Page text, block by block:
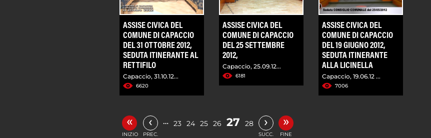
ASSISE CIVICA DEL
COMUNE DI CAPACCIO
DEL 31 OTTOBRE 2012,
SEDUTA ITINERANTE AL
RETTIFILO
Capaccio, 31.10.12...
6620
ASSISE CIVICA DEL
COMUNE DI CAPACCIO
DEL 25 SETTEMBRE
2012,
Capaccio, 25.09.12...
6181
ASSISE CIVICA DEL
COMUNE DI CAPACCIO
DEL 19 GIUGNO 2012,
SEDUTA ITINERANTE
ALLA LICINELLA
Capaccio, 19.06.12 ...
7006
«
INIZIO
‹
PREC.
… 23 24 25 26 27 28 ›
SUCC.
»
FINE